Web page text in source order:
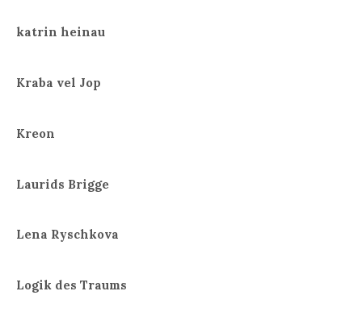
katrin heinau
Kraba vel Jop
Kreon
Laurids Brigge
Lena Ryschkova
Logik des Traums